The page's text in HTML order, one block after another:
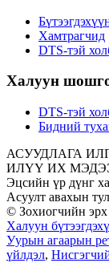
Хамтрагчид
DTS-тэй
Халуун
DTS-тэй
Бидний
АСУУДЛАГА
ИЛҮҮ ИХ
Эцсийн үр дүнг
Асуулт авахын
© Зохиогчийн эрх
Халуун
Уурын агаарын
үйлдэл,